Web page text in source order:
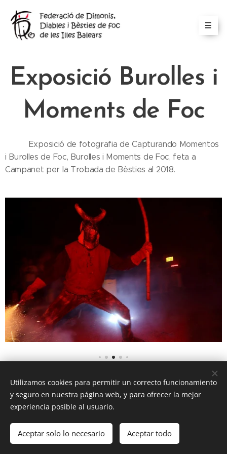
Exposició Burolles i
Moments de Foc
Exposició de fotografia de Capturando Momentos
i Burolles de Foc, Burolles i Moments de Foc, feta a
Campanet per la Trobada de Bèsties al 2018.
Balears
Creado conWebnode Cookies
Utilizamos cookies para permitir un correcto funcionamiento
y seguro en nuestra página web, y para ofrecer la mejor
experiencia posible al usuario.
Aceptar solo lo necesario Aceptar todo